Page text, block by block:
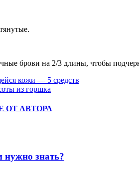
брови на 2/3 длины, чтобы
кожи — 5 средств
из горшка
ОТ АВТОРА
знать?